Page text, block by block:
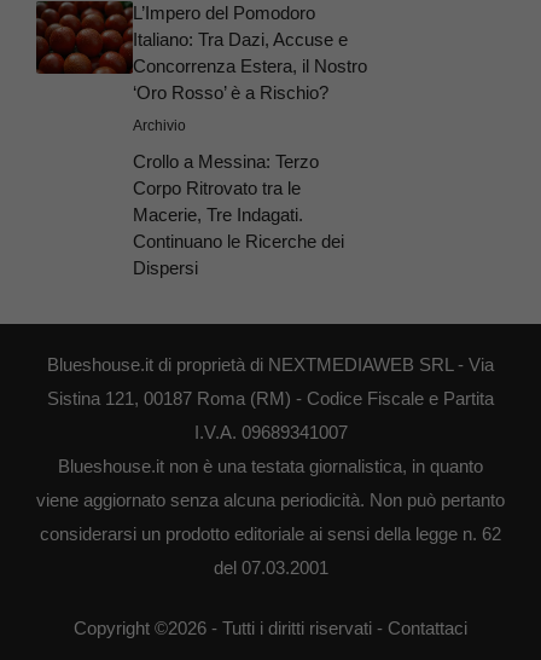
L’Impero del Pomodoro
Italiano: Tra Dazi, Accuse e
Concorrenza Estera, il Nostro
‘Oro Rosso’ è a Rischio?
Archivio
Crollo a Messina: Terzo
Corpo Ritrovato tra le
Macerie, Tre Indagati.
Continuano le Ricerche dei
Dispersi
Blueshouse.it di proprietà di NEXTMEDIAWEB SRL - Via
Sistina 121, 00187 Roma (RM) - Codice Fiscale e Partita
I.V.A. 09689341007
Blueshouse.it non è una testata giornalistica, in quanto
viene aggiornato senza alcuna periodicità. Non può pertanto
considerarsi un prodotto editoriale ai sensi della legge n. 62
del 07.03.2001
Copyright ©2026 - Tutti i diritti riservati - Contattaci